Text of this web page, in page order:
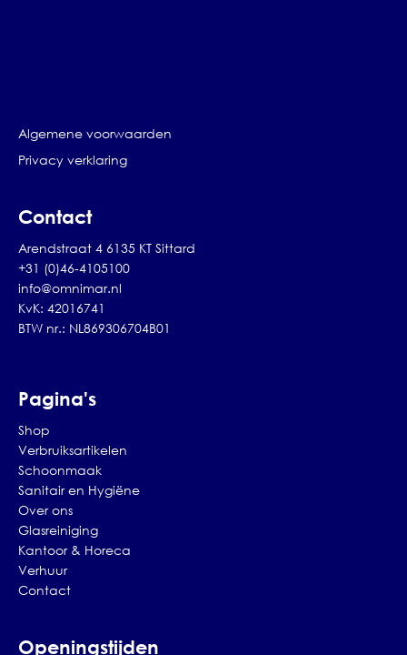
Algemene voorwaarden
Privacy verklaring
Contact
Arendstraat 4 6135 KT Sittard
+31 (0)46-4105100
info@omnimar.nl
KvK: 42016741
BTW nr.: NL869306704B01
Pagina's
Shop
Verbruiksartikelen
Schoonmaak
Sanitair en Hygiëne
Over ons
Glasreiniging
Kantoor & Horeca
Verhuur
Contact
Openingstijden